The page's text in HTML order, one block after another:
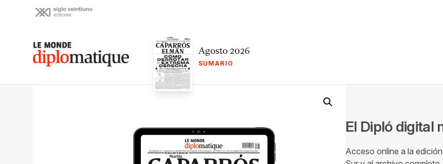
Le monde diplomatique Agosto 2026
SUMARIO
El Dipló digital
Acceso online a la